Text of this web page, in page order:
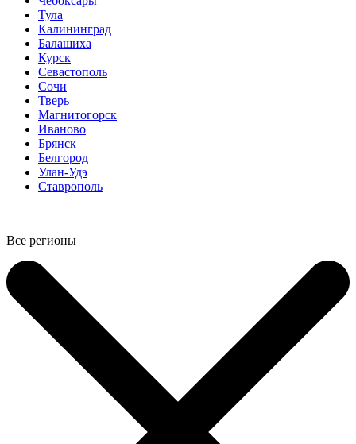
Тула
Калининград
Балашиха
Курск
Севастополь
Сочи
Тверь
Магнитогорск
Иваново
Брянск
Белгород
Улан-Удэ
Ставрополь
Все регионы